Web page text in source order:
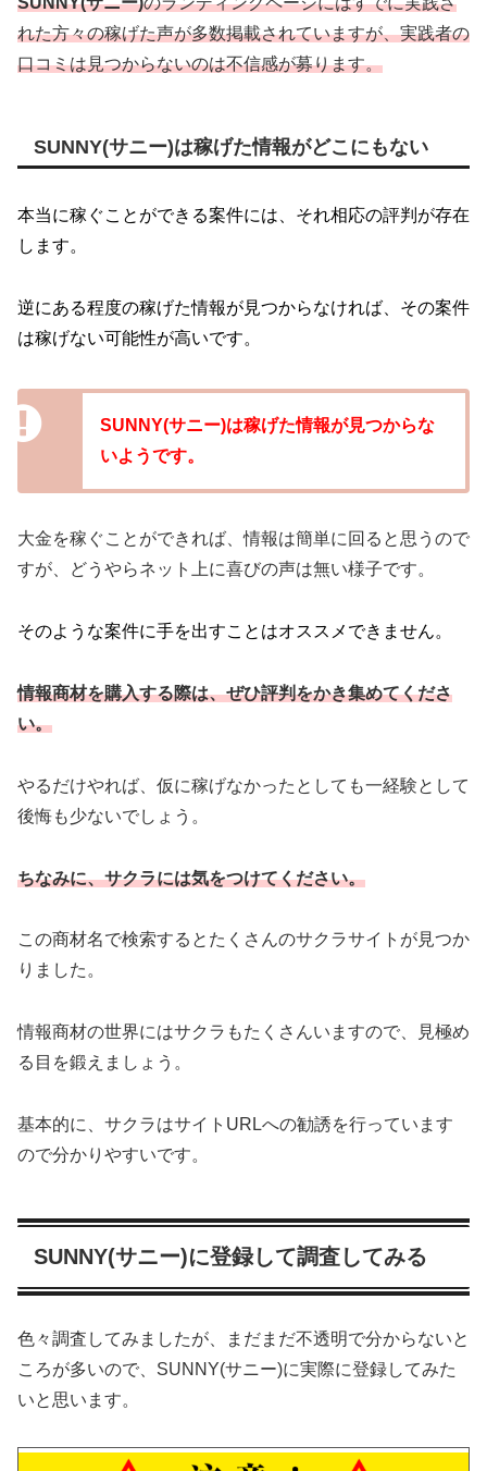
れた方々の稼げた声が多数掲載されていますが、実践者の
口コミは見つからないのは不信感が募ります。
SUNNY(サニー)は稼げた情報がどこにもない
本当に稼ぐことができる案件には、それ相応の評判が存在
します。
逆にある程度の稼げた情報が見つからなければ、 その案件
は稼げない可能性が高いです。
SUNNY(サニー)は稼げた情報が見つからな
いようです。
大金を稼ぐことができれば、情報は簡単に回ると思うので
すが、どうやらネット上に喜びの声は無い様子です。
そのような案件に手を出すことはオススメできません。
情報商材を購入する際は、ぜひ評判をかき集めてくださ
い。
やるだけやれば、仮に稼げなかったとしても一経験として
後悔も少ないでしょう。
ちなみに、サクラには気をつけてください。
この商材名で検索するとたくさんのサクラサイトが見つか
りました。
情報商材の世界にはサクラもたくさんいますので、見極め
る目を鍛えましょう。
基本的に、サクラはサイトURLへの勧誘を行っています
ので分かりやすいです。
SUNNY(サニー)に登録して調査してみる
色々調査してみましたが、まだまだ不透明で分からないと
ころが多いので、SUNNY(サニー)に実際に登録してみた
いと思います。